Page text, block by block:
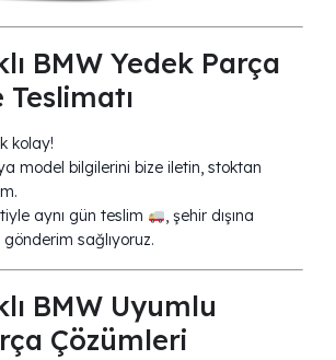
BMW Yedek Parça
kolay!
model bilgilerini bize iletin, stoktan
aynı gün teslim
, şehir dışına
sağlıyoruz.
BMW Uyumlu
Çözümleri